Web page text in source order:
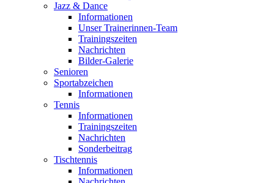
Jazz & Dance
Informationen
Unser Trainerinnen-Team
Trainingszeiten
Nachrichten
Bilder-Galerie
Senioren
Sportabzeichen
Informationen
Tennis
Informationen
Trainingszeiten
Nachrichten
Sonderbeitrag
Tischtennis
Informationen